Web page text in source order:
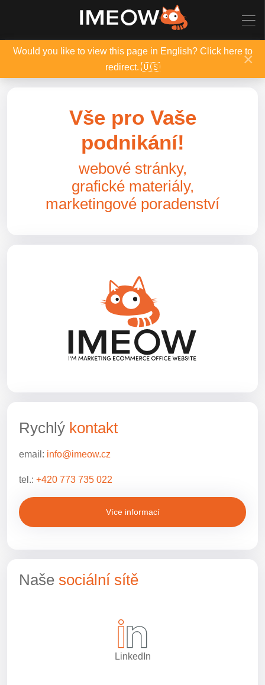
Would you like to view this page in English? Click here to
redirect. 🇺🇸
×
Vše pro Vaše
podnikání!
webové stránky,
grafické materiály,
marketingové poradenství
Rychlý kontakt
email: info@imeow.cz
tel.: +420 773 735 022
Více informací
Naše sociální sítě
LinkedIn